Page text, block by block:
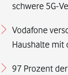
schwere 5G-
Vodafone
Haushalte mit
97 Prozent